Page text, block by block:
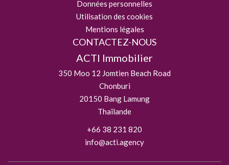
Données personnelles
Utilisation des cookies
Mentions légales
CONTACTEZ-NOUS
ACTI Immobilier
350 Moo 12 Jomtien Beach Road
Chonburi
20150 Bang Lamung
Thaïlande
+66 38 231 820
info@acti.agency